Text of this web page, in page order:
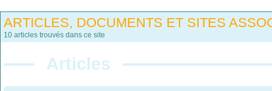
ARTICLES, DOCUMENTS ET SITES
10 articles trouvés dans ce site
Articles